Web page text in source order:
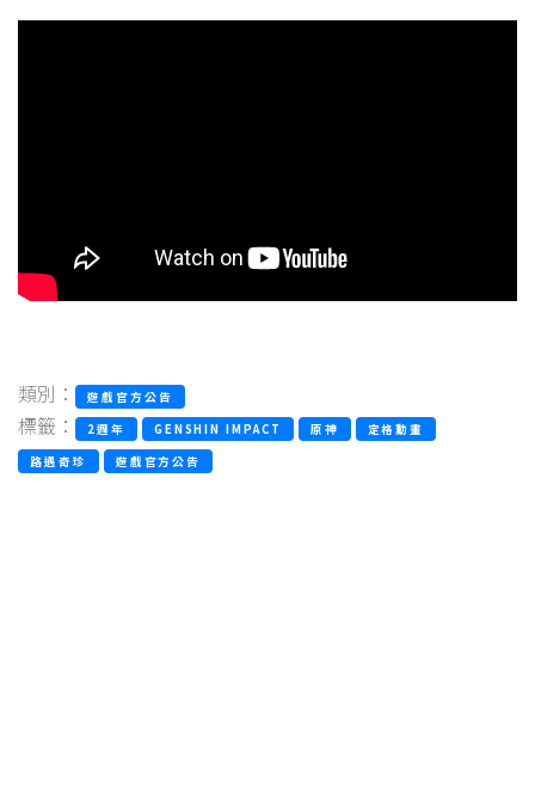
類別： 遊戲官方公告
標籤： 2週年 GENSHIN IMPACT 原神
定格動畫
路遇奇珍
遊戲官方公告